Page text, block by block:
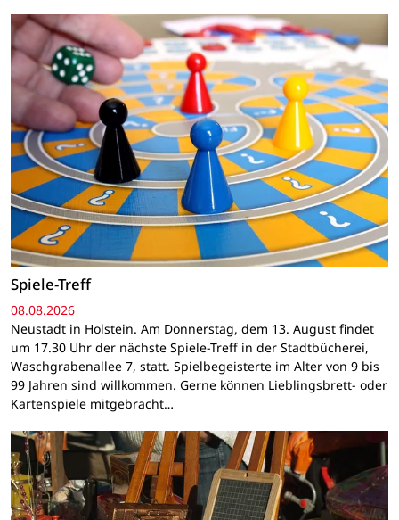
Spiele-Treff
08.08.2026
Neustadt in Holstein. Am Donnerstag, dem 13. August findet
um 17.30 Uhr der nächste Spiele-Treff in der Stadtbücherei,
Waschgrabenallee 7, statt. Spielbegeisterte im Alter von 9 bis
99 Jahren sind willkommen. Gerne können Lieblingsbrett- oder
Kartenspiele mitgebracht…